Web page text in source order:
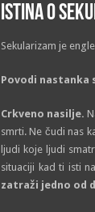
Istina o
Sekularizam je
Povodi nastanka
Crkveno nasilje.
smrti. Ne čudi nas
ljudi koje ljudi
situaciji kad ti isti
zatraži jedno od